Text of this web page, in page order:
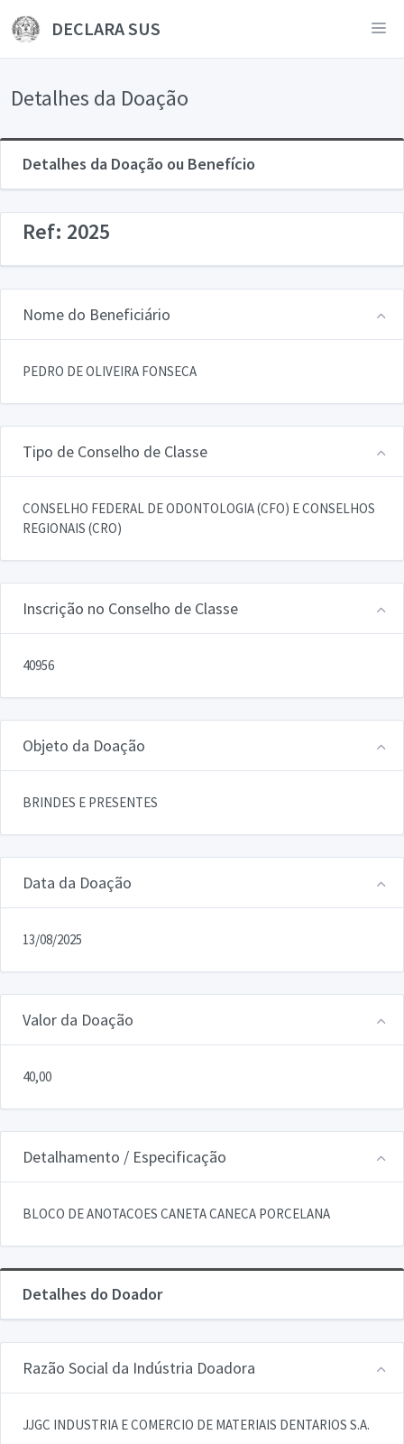
DECLARA SUS
Detalhes da Doação
Detalhes da Doação ou Benefício
Ref: 2025
Nome do Beneficiário
PEDRO DE OLIVEIRA FONSECA
Tipo de Conselho de Classe
CONSELHO FEDERAL DE ODONTOLOGIA (CFO) E CONSELHOS
REGIONAIS (CRO)
Inscrição no Conselho de Classe
40956
Objeto da Doação
BRINDES E PRESENTES
Data da Doação
13/08/2025
Valor da Doação
40,00
Detalhamento / Especificação
BLOCO DE ANOTACOES CANETA CANECA PORCELANA
Detalhes do Doador
Razão Social da Indústria Doadora
JJGC INDUSTRIA E COMERCIO DE MATERIAIS DENTARIOS S.A.